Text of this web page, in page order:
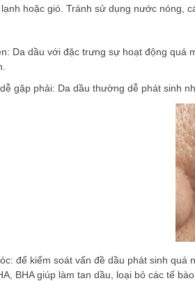
hoặc gió. Tránh sử dụng nước nóng,
Da dầu với đặc trưng sự hoạt động quá
gặp phải: Da dầu thường dễ phát sinh
để kiểm soát vấn đề dầu phát sinh
BHA giúp làm tan dầu, loại bỏ các tế